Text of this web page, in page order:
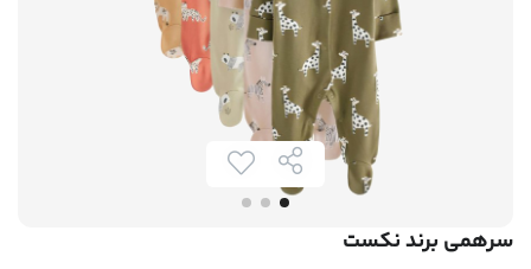
سرهمی برند نکست